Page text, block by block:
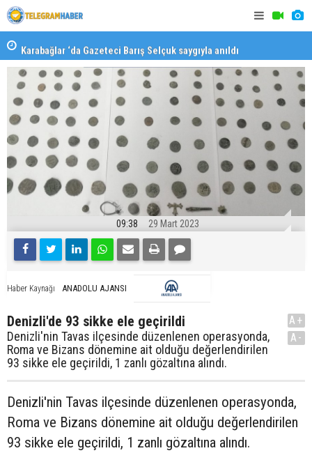
Karabağlar ‘da Gazeteci Barış Selçuk saygıyla anıldı
09:38 29 Mart 2023
Haber Kaynağı ANADOLU AJANSI
Denizli'de 93 sikke ele geçirildi
Denizli'nin Tavas ilçesinde düzenlenen operasyonda,
Roma ve Bizans dönemine ait olduğu değerlendirilen
93 sikke ele geçirildi, 1 zanlı gözaltına alındı.
A+
A-
Denizli'nin Tavas ilçesinde düzenlenen operasyonda,
Roma ve Bizans dönemine ait olduğu değerlendirilen
93 sikke ele geçirildi, 1 zanlı gözaltına alındı.